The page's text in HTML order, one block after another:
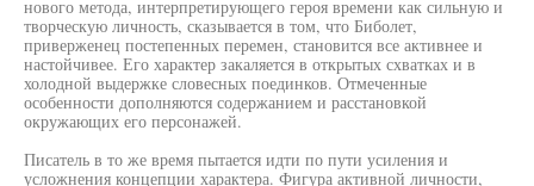
нового метода, интерпретирующего героя времени как сильную и
творческую личность, сказывается в том, что Биболет,
приверженец постепенных перемен, становится все активнее и
настойчивее. Его характер закаляется в открытых схватках и в
холодной выдержке словесных поединков. Отмеченные
особенности дополняются содержанием и расстановкой
окружающих его персонажей.
Писатель в то же время пытается идти по пути усиления и
усложнения концепции характера. Фигура активной личности,